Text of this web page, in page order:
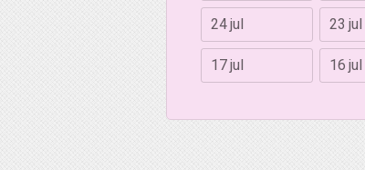
24 jul 23 jul
17 jul 16 jul